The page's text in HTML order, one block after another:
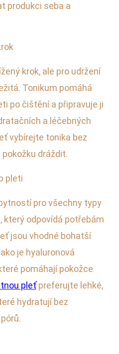
produkci seba a
krok, ale pro udržení
Tonikum pomáhá
po čištění a připravuje ji
a léčebných
vybírejte tonika bez
dráždit.
pleti
pro všechny typy
který odpovídá potřebám
jsou vhodné bohatší
je hyaluronová
pomáhají pokožce
pleťpreferujte lehké,
hydratují bez